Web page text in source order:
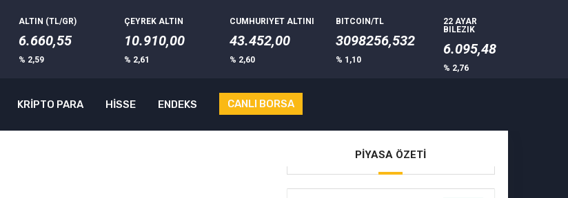
ALTIN (TL/GR)
6.660,55
% 2,59
ÇEYREK ALTIN
10.910,00
% 2,61
CUMHURIYET ALTINI
43.452,00
% 2,60
BITCOIN/TL
3098256,532
% 1,10
22 AYAR
BILEZIK
6.095,48
% 2,76
KRİPTO PARA HİSSE ENDEKS CANLI BORSA
PİYASA ÖZETİ